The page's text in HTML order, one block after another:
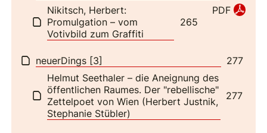
PDF
265
Nikitsch, Herbert:
Promulgation – vom
Votivbild zum Graffiti
277
neuerDings [3]
277
Helmut Seethaler – die Aneignung des
öffentlichen Raumes. Der "rebellische"
Zettelpoet von Wien (Herbert Justnik,
Stephanie Stübler)